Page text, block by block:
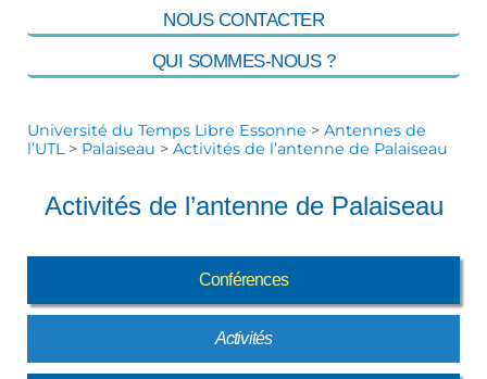
NOUS CONTACTER
QUI SOMMES-NOUS ?
Université du Temps Libre Essonne > Antennes de
l’UTL> Palaiseau > Activités de l’antenne de Palaiseau
Activités de l’antenne de Palaiseau
Conférences
Activités